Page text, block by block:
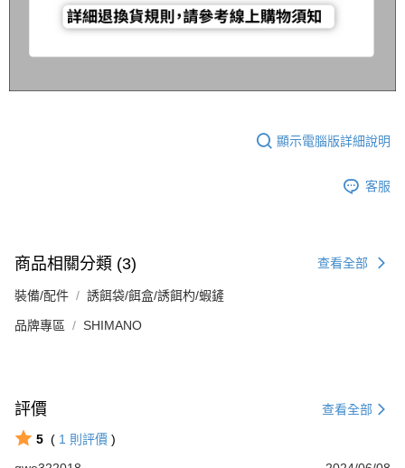
顯示電腦版詳細說明
客服
商品相關分類 (3) 查看全部
裝備/配件 誘餌袋/餌盒/誘餌杓/蝦鏟
品牌專區 SHIMANO
評價 查看全部
5 ( 1 則評價 )